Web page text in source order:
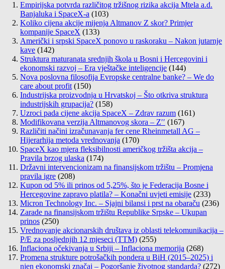
Empirijska potvrda različitog tržišnog rizika akcija Mtela a.d.
Banjaluka i SpaceX-a (103)
Koliko cijena akcije mijenja Altmanov Z skor? Primjer
kompanije SpaceX (133)
Američki i srpski SpaceX ponovo u raskoraku – Nakon jutarnje
kave (142)
Struktura maturanata srednjih škola u Bosni i Hercegovini i
ekonomski razvoj – Era vještačke inteligencije (144)
Nova poslovna filosofija Evropske centralne banke? – We do
care about profit (150)
Industrijska proizvodnja u Hrvatskoj – Što otkriva struktura
industrijskih grupacija? (158)
Uzroci pada cijene akcija SpaceX – Zdrav razum (161)
Modifikovana verzija Altmanovog skora – Z′′ (167)
Različiti načini izračunavanja fer cene Rheinmetall AG –
Hijerarhija metoda vrednovanja (170)
SpaceX kao mjera fleksibilnosti američkog tržišta akcija –
Pravila brzog ulaska (174)
Državni intervencionizam na finansijskom tržištu – Promjena
pravila igre (208)
Kupon od 5% ili prinos od 5,25%, što je Federacija Bosne i
Hercegovine zapravo platila? – Konačni uvjeti emisije (233)
Micron Technology Inc. – Sjajni bilansi i prst na obaraču (236)
Zarade na finansijskom tržištu Republike Srpske – Ukupan
prinos (250)
Vrednovanje akcionarskih društava iz oblasti telekomunikacija –
P/E za posljednjih 12 mjeseci (TTM) (255)
Inflaciona očekivanja u Srbiji – Inflaciona memorija (268)
Promena strukture potrošačkih pondera u BiH (2015–2025) i
njen ekonomski značaj – Pogoršanje životnog standarda? (272)